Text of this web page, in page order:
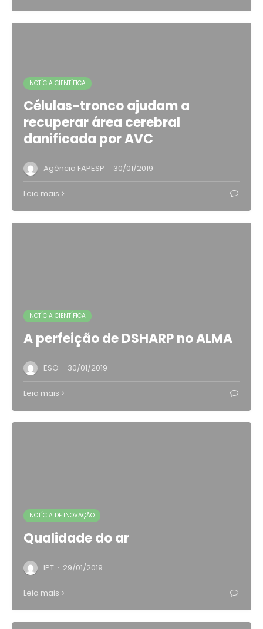
NOTÍCIA CIENTÍFICA
Células-tronco ajudam a
recuperar área cerebral
danificada por AVC
Agência FAPESP · 30/01/2019
Leia mais
NOTÍCIA CIENTÍFICA
A perfeição de DSHARP no ALMA
ESO · 30/01/2019
Leia mais
NOTÍCIA DE INOVAÇÃO
Qualidade do ar
IPT · 29/01/2019
Leia mais